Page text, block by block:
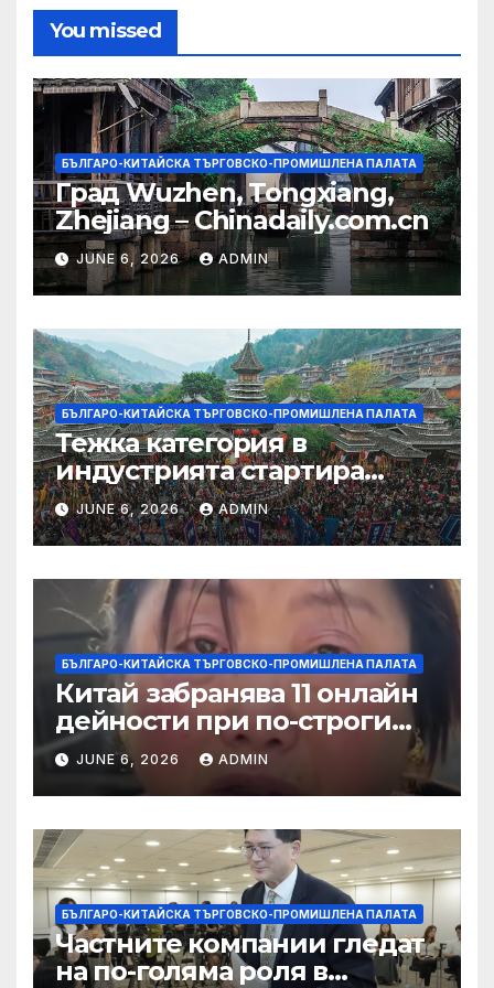
You missed
БЪЛГАРО-КИТАЙСКА ТЪРГОВСКО-ПРОМИШЛЕНА ПАЛАТА
Град Wuzhen, Tongxiang,
Zhejiang – Chinadaily.com.cn
JUNE 6, 2026 ADMIN
БЪЛГАРО-КИТАЙСКА ТЪРГОВСКО-ПРОМИШЛЕНА ПАЛАТА
Тежка категория в
индустрията стартира
алианс за космическа
слънчева енергия
JUNE 6, 2026 ADMIN
БЪЛГАРО-КИТАЙСКА ТЪРГОВСКО-ПРОМИШЛЕНА ПАЛАТА
Китай забранява 11 онлайн
дейности при по-строги
правила за ограничаване на
слуховете и
кибернасилниците
JUNE 6, 2026 ADMIN
БЪЛГАРО-КИТАЙСКА ТЪРГОВСКО-ПРОМИШЛЕНА ПАЛАТА
Частните компании гледат
на по-голяма роля в